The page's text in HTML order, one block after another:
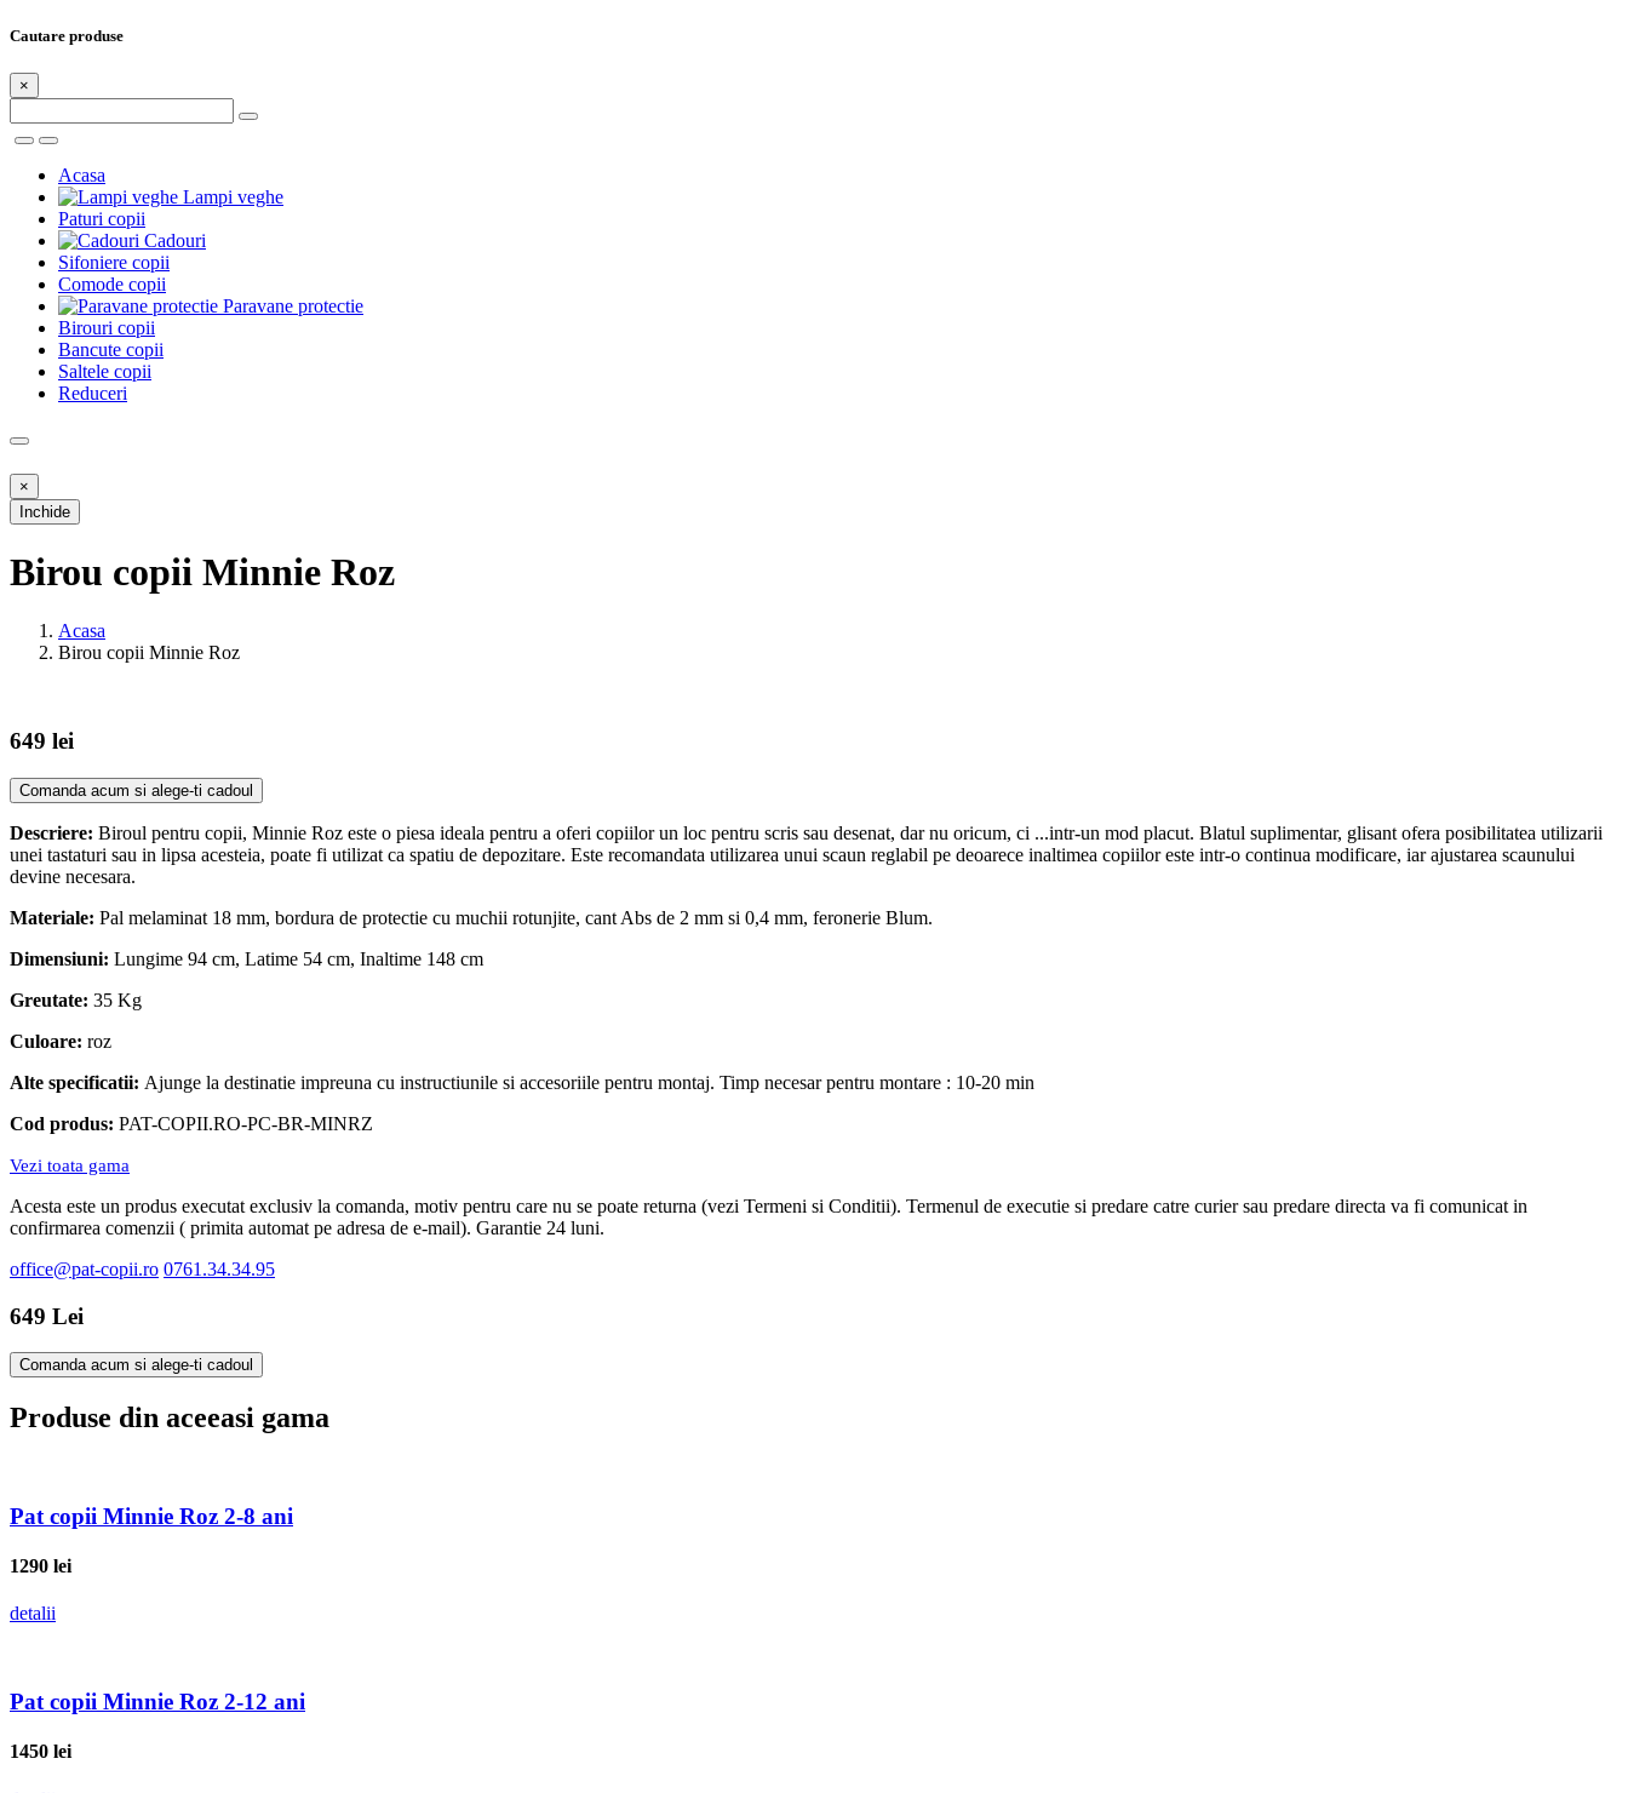
Cautare produse
×
Acasa
Lampi veghe
Paturi copii
Cadouri
Sifoniere copii
Comode copii
Paravane protectie
Birouri copii
Bancute copii
Saltele copii
Reduceri
×
Inchide
Birou copii Minnie Roz
Acasa
Birou copii Minnie Roz
649 lei
Comanda acum si alege-ti cadoul
Descriere: Biroul pentru copii, Minnie Roz este o piesa ideala pentru a oferi copiilor un loc pentru scris sau desenat, dar nu oricum, ci ...intr-un mod placut. Blatul suplimentar, glisant ofera posibilitatea utilizarii
unei tastaturi sau in lipsa acesteia, poate fi utilizat ca spatiu de depozitare. Este recomandata utilizarea unui scaun reglabil pe deoarece inaltimea copiilor este intr-o continua modificare, iar ajustarea scaunului
devine necesara.
Materiale: Pal melaminat 18 mm, bordura de protectie cu muchii rotunjite, cant Abs de 2 mm si 0,4 mm, feronerie Blum.
Dimensiuni: Lungime 94 cm, Latime 54 cm, Inaltime 148 cm
Greutate: 35 Kg
Culoare: roz
Alte specificatii: Ajunge la destinatie impreuna cu instructiunile si accesoriile pentru montaj. Timp necesar pentru montare : 10-20 min
Cod produs: PAT-COPII.RO-PC-BR-MINRZ
Vezi toata gama
Acesta este un produs executat exclusiv la comanda, motiv pentru care nu se poate returna (vezi Termeni si Conditii). Termenul de executie si predare catre curier sau predare directa va fi comunicat in
confirmarea comenzii ( primita automat pe adresa de e-mail). Garantie 24 luni.
office@pat-copii.ro 0761.34.34.95
649 Lei
Comanda acum si alege-ti cadoul
Produse din aceeasi gama
Pat copii Minnie Roz 2-8 ani
1290 lei
detalii
Pat copii Minnie Roz 2-12 ani
1450 lei